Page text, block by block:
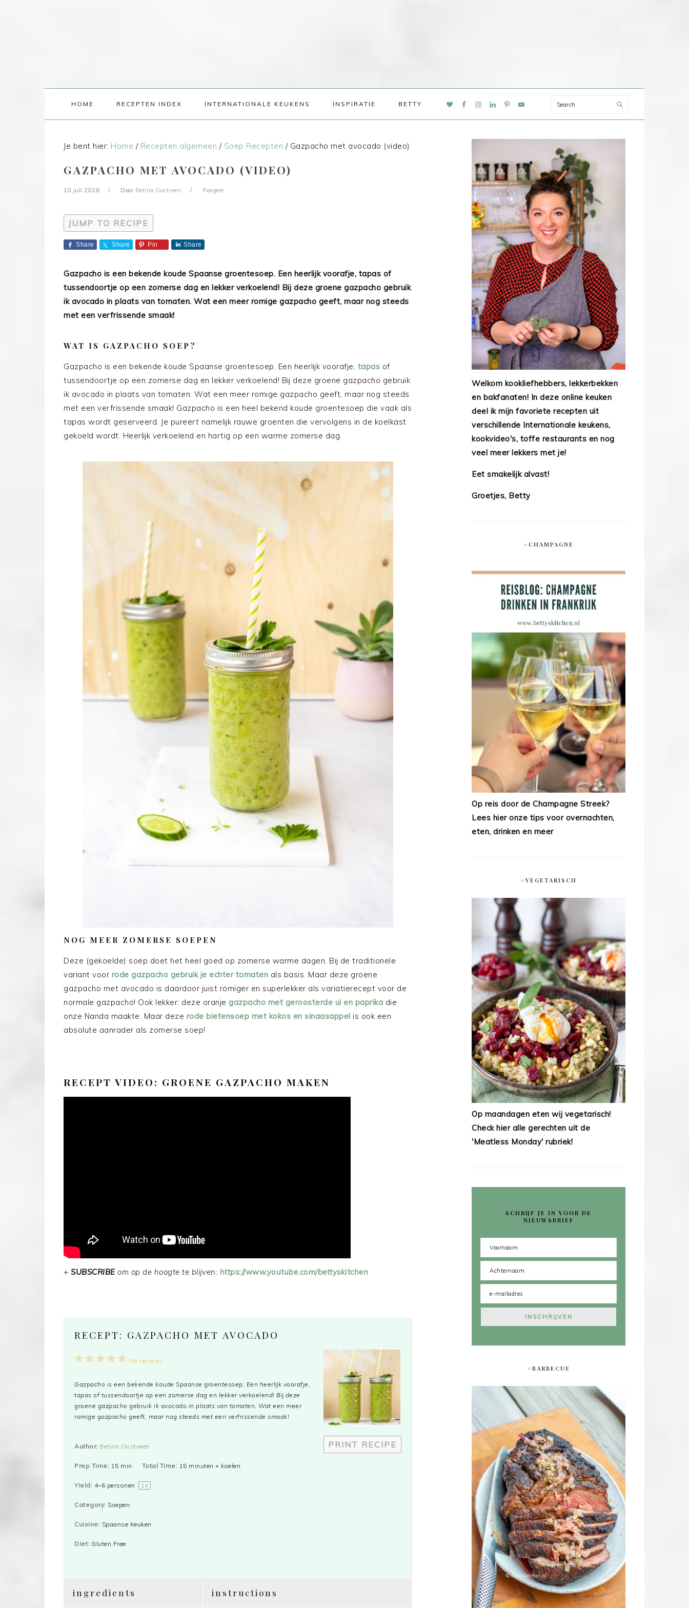
HOME RECEPTEN INDEX INTERNATIONALE KEUKENS INSPIRATIE BETTY
NAV
Search
Je bent hier: Home / Recepten algemeen / Soep Recepten /Gazpacho met avocado (video)
GAZPACHO MET AVOCADO (VIDEO)
10 juli 2026 Door Betina Oostveen Reageer
JUMP TO RECIPE
Share Share Pin Share
Gazpacho is een bekende koude Spaanse groentesoep. Een heerlijk voorafje, tapas of
tussendoortje op een zomerse dag en lekker verkoelend! Bij deze groene gazpacho gebruik
ik avocado in plaats van tomaten. Wat een meer romige gazpacho geeft, maar nog steeds
met een verfrissende smaak!
WAT IS GAZPACHO SOEP?
Gazpacho is een bekende koude Spaanse groentesoep. Een heerlijk voorafje, tapas of
tussendoortje op een zomerse dag en lekker verkoelend! Bij deze groene gazpacho gebruik
ik avocado in plaats van tomaten. Wat een meer romige gazpacho geeft, maar nog steeds
met een verfrissende smaak! Gazpacho is een heel bekend koude groentesoep die vaak als
tapas wordt geserveerd. Je pureert namelijk rauwe groenten die vervolgens in de koelkast
gekoeld wordt. Heerlijk verkoelend en hartig op een warme zomerse dag.
NOG MEER ZOMERSE SOEPEN
Deze (gekoelde) soep doet het heel goed op zomerse warme dagen. Bij de traditionele
variant voor rode gazpacho gebruik je echter tomaten als basis. Maar deze groene
gazpacho met avocado is daardoor juist romiger en superlekker als variatierecept voor de
normale gazpacho! Ook lekker: deze oranje gazpacho met geroosterde ui en paprika die
onze Nanda maakte. Maar deze rode bietensoep met kokos en sinaasappel is ook een
absolute aanrader als zomerse soep!
RECEPT VIDEO: GROENE GAZPACHO MAKEN
+ SUBSCRIBEom op de hoogte te blijven: https://www.youtube.com/bettyskitchen
RECEPT: GAZPACHO MET AVOCADO
PRINT RECIPE
5
4
3
2
1
No reviews
Gazpacho is een bekende koude Spaanse groentesoep. Een heerlijk voorafje,
tapas of tussendoortje op een zomerse dag en lekker verkoelend! Bij deze
groene gazpacho gebruik ik avocado in plaats van tomaten. Wat een meer
romige gazpacho geeft, maar nog steeds met een verfrissende smaak!
Author: Betina Oostveen
Prep Time: 15 min. Total Time: 15 minuten + koelen
Yield: 4–6 personen 1x
Category: Soepen
Cuisine: Spaanse Keuken
Diet: Gluten Free
ingredients instructions
Welkom kookliefhebbers, lekkerbekken
en bakfanaten! In deze online keuken
deel ik mijn favoriete recepten uit
verschillende Internationale keukens,
kookvideo's, toffe restaurants en nog
veel meer lekkers met je!
Eet smakelijk alvast!
Groetjes, Betty
#CHAMPAGNE
Op reis door de Champagne Streek?
Lees hier onze tips voor overnachten,
eten, drinken en meer
#VEGETARISCH
Op maandagen eten wij vegetarisch!
Check hier alle gerechten uit de
'Meatless Monday' rubriek!
SCHRIJF JE IN VOOR DE
NIEUWSBRIEF
#BARBECUE